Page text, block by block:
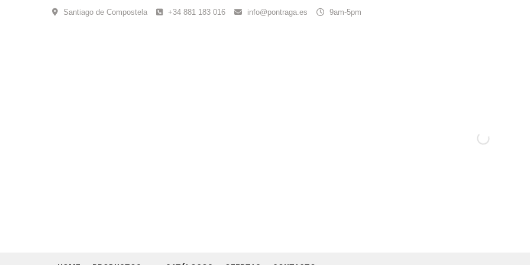
Santiago de Compostela +34 881 183 016 info@pontraga.es 9am-5pm